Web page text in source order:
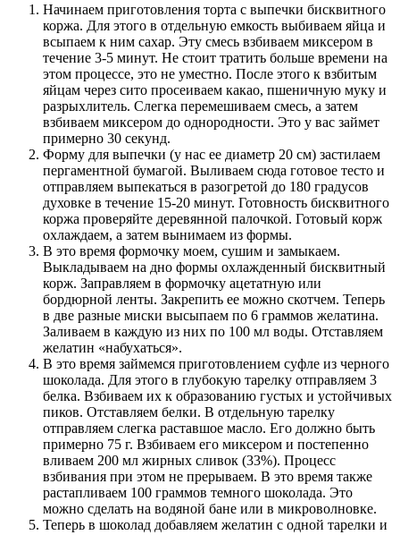
Начинаем приготовления торта с выпечки бисквитного
коржа. Для этого в отдельную емкость выбиваем яйца и
всыпаем к ним сахар. Эту смесь взбиваем миксером в
течение 3-5 минут. Не стоит тратить больше времени на
этом процессе, это не уместно. После этого к взбитым
яйцам через сито просеиваем какао, пшеничную муку и
разрыхлитель. Слегка перемешиваем смесь, а затем
взбиваем миксером до однородности. Это у вас займет
примерно 30 секунд.
Форму для выпечки (у нас ее диаметр 20 см) застилаем
пергаментной бумагой. Выливаем сюда готовое тесто и
отправляем выпекаться в разогретой до 180 градусов
духовке в течение 15-20 минут. Готовность бисквитного
коржа проверяйте деревянной палочкой. Готовый корж
охлаждаем, а затем вынимаем из формы.
В это время формочку моем, сушим и замыкаем.
Выкладываем на дно формы охлажденный бисквитный
корж. Заправляем в формочку ацетатную или
бордюрной ленты. Закрепить ее можно скотчем. Теперь
в две разные миски высыпаем по 6 граммов желатина.
Заливаем в каждую из них по 100 мл воды. Отставляем
желатин «набухаться».
В это время займемся приготовлением суфле из черного
шоколада. Для этого в глубокую тарелку отправляем 3
белка. Взбиваем их к образованию густых и устойчивых
пиков. Отставляем белки. В отдельную тарелку
отправляем слегка раставшое масло. Его должно быть
примерно 75 г. Взбиваем его миксером и постепенно
вливаем 200 мл жирных сливок (33%). Процесс
взбивания при этом не прерываем. В это время также
растапливаем 100 граммов темного шоколада. Это
можно сделать на водяной бане или в микроволновке.
Теперь в шоколад добавляем желатин с одной тарелки и